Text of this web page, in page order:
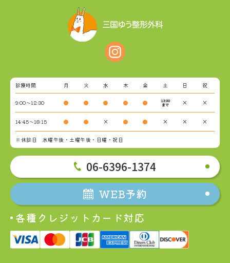
診療時間 月 火 水 木 金 土 日 祝
9:00～12:30 ● ● ● ● ●
13:00
まで
× ×
14:45～18:15 ● ● × ● ● × × ×
※休診日 水曜午後・土曜午後・日曜・祝日
06-6396-1374
WEB予約
各種クレジットカード対応